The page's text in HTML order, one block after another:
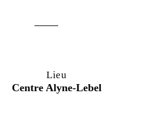
Lieu
Centre Alyne-Lebel